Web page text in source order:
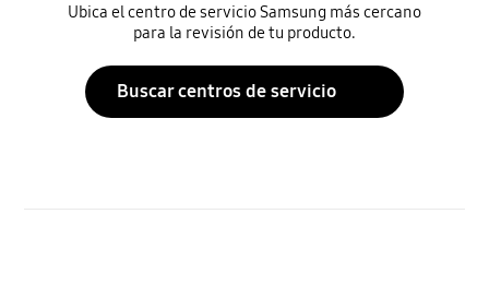
Ubica el centro de servicio Samsung más cercano
para la revisión de tu producto.
Buscar centros de servicio